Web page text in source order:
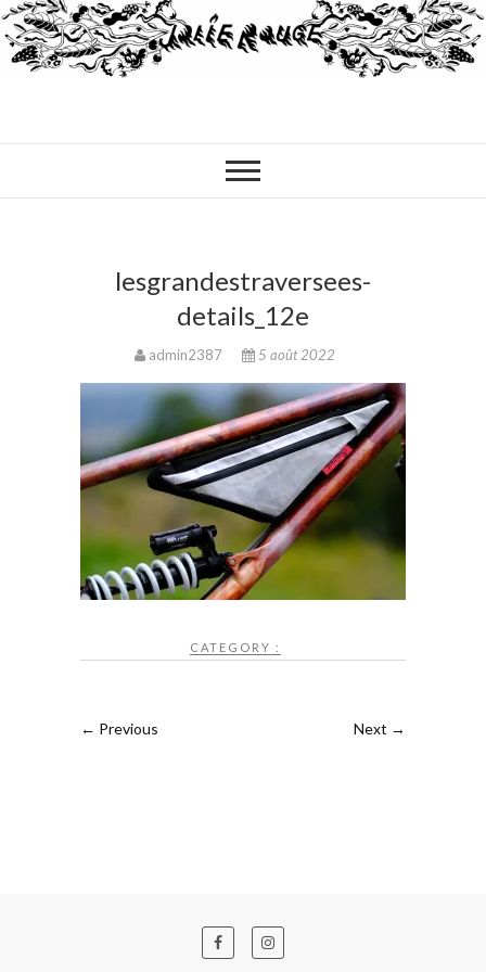
lesgrandestraversees-
details_12e
admin2387 5 août 2022
CATEGORY :
← Previous Next →